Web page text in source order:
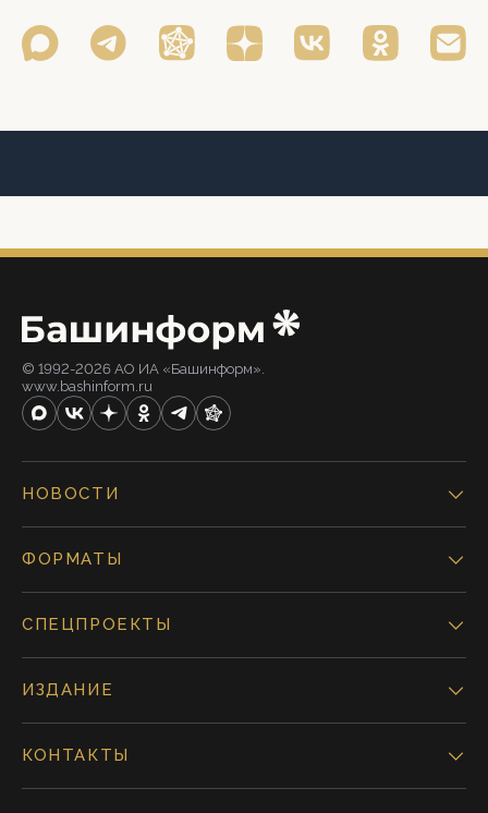
© 1992-2026 АО ИА «Башинформ».
www.bashinform.ru
НОВОСТИ
ФОРМАТЫ
СПЕЦПРОЕКТЫ
ИЗДАНИЕ
КОНТАКТЫ